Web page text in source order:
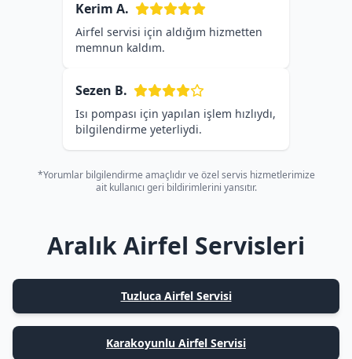
Kerim A.
Airfel servisi için aldığım hizmetten
memnun kaldım.
Sezen B.
Isı pompası için yapılan işlem hızlıydı,
bilgilendirme yeterliydi.
*Yorumlar bilgilendirme amaçlıdır ve özel servis hizmetlerimize
ait kullanıcı geri bildirimlerini yansıtır.
Aralık Airfel Servisleri
Tuzluca Airfel Servisi
Karakoyunlu Airfel Servisi